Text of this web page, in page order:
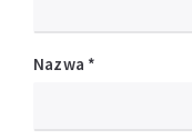
Nazwa *